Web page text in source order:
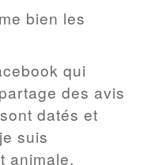
bien les
qui
des avis
datés et
suis
animale.